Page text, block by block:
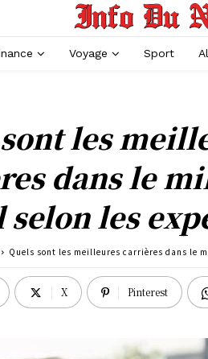
Voyage Sport
les
dans le
les
Quels sont les meilleures carrières dans le
X Pinterest